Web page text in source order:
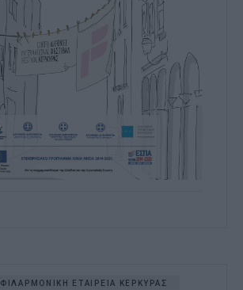
ΦΙΛΑΡΜΟΝΙΚΗ ΕΤΑΙΡΕΙΑ ΚΕΡΚΥΡΑΣ